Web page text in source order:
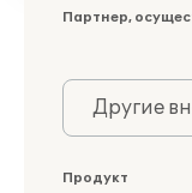
Партнер,
Другие
Продукт